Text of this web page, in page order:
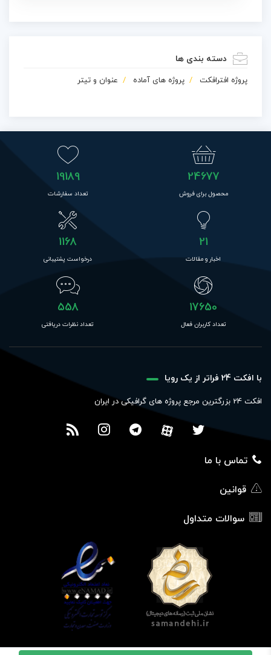
دسته بندی ها
پروژه افترافکت پروژه های آماده عنوان و تیتر
24677
محصول برای فروش
19189
تعداد سفارشات
21
اخبار و مقالات
1168
درخواست پشتیبانی
17650
تعداد کاربران فعال
558
تعداد نظرات دریافتی
با افکت 24 فراتر از یک رویا
افکت 24 بزرگترین مرجع پروژه های گرافیکی در ایران
تماس با ما
قوانین
سوالات متداول